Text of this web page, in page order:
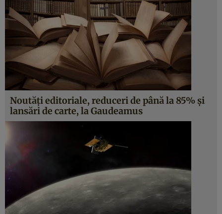
Noutăţi editoriale, reduceri de până la 85% şi
lansări de carte, la Gaudeamus